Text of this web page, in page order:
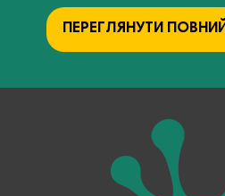
ПЕРЕГЛЯНУТИ